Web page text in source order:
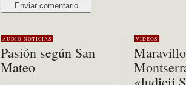
AUDIO NOTICIAS
Pasión según San
Mateo
VÍDEOS